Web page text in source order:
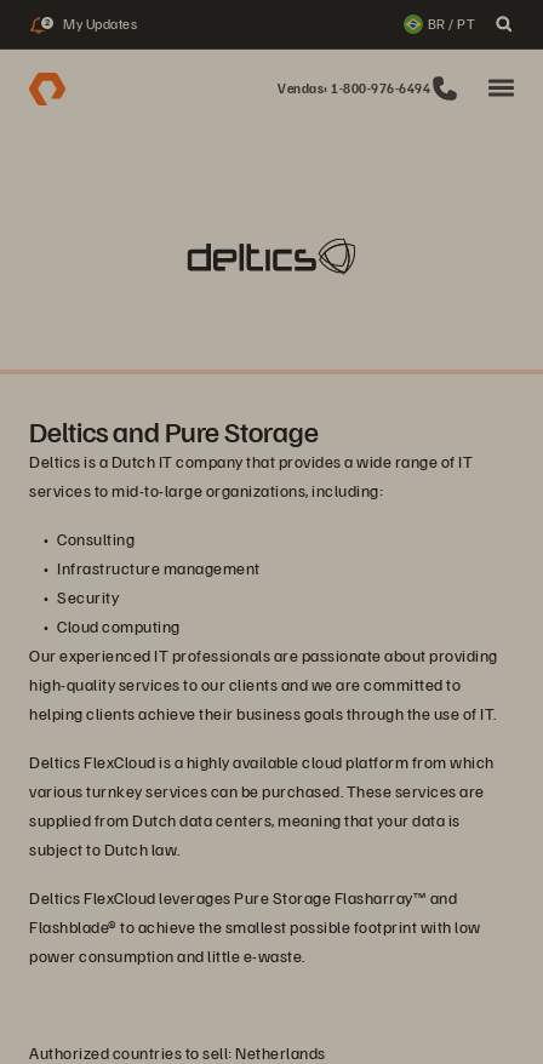
2 My Updates BR / PT
Vendas: 1-800-976-6494
Deltics and Pure Storage
Deltics is a Dutch IT company that provides a wide range of IT
services to mid-to-large organizations, including:
Consulting
Infrastructure management
Security
Cloud computing
Our experienced IT professionals are passionate about providing
high-quality services to our clients and we are committed to
helping clients achieve their business goals through the use of IT.
Deltics FlexCloud is a highly available cloud platform from which
various turnkey services can be purchased. These services are
supplied from Dutch data centers, meaning that your data is
subject to Dutch law.
Deltics FlexCloud leverages Pure Storage Flasharray™ and
Flashblade® to achieve the smallest possible footprint with low
power consumption and little e-waste.
Authorized countries to sell: Netherlands